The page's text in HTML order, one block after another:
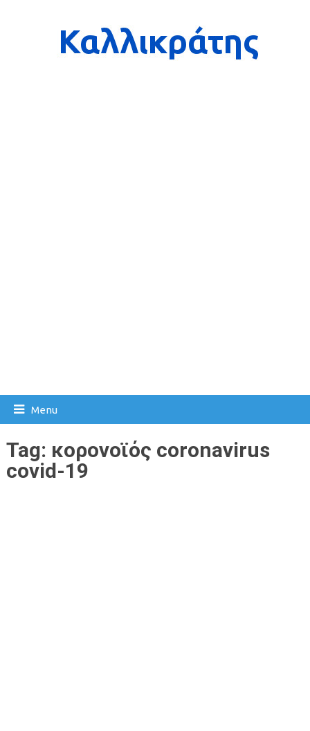
Menu
Tag: κορονοϊός coronavirus
covid-19